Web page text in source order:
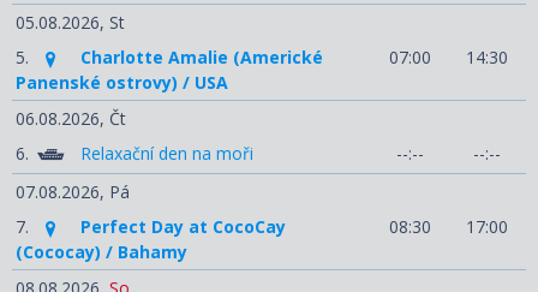
05.08.2026, St
5.
Charlotte Amalie (Americké
Panenské ostrovy) / USA
07:00 14:30
06.08.2026, Čt
6.
Relaxační den na moři --:--
--:--
07.08.2026, Pá
7.
Perfect Day at CocoCay
(Cococay) / Bahamy
08:30 17:00